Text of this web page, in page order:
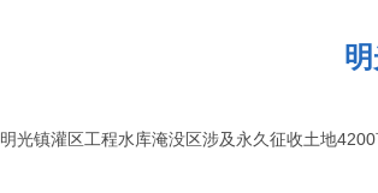
明光镇灌区工程水库淹没区涉及永久征收土地